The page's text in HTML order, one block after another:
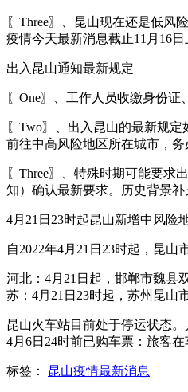
〖Three〗、昆山现在还是低风
疫情今天最新消息截止11月16
出入昆山通知最新规定
〖One〗、工作人员收缴身份
〖Two〗、出入昆山的最新规
前往中高风险地区所在城市，
〖Three〗、特殊时期可能要求
知）确认最新要求。历史背景
4月21日23时起昆山新增中风险
自2022年4月21日23时起，昆
河北：4月21日起，邯郸市魏县
苏：4月21日23时起，苏州昆山
昆山火车站目前处于停运状态
4月6日24时前已购车票：旅客
标签： 昆山疫情最新消息